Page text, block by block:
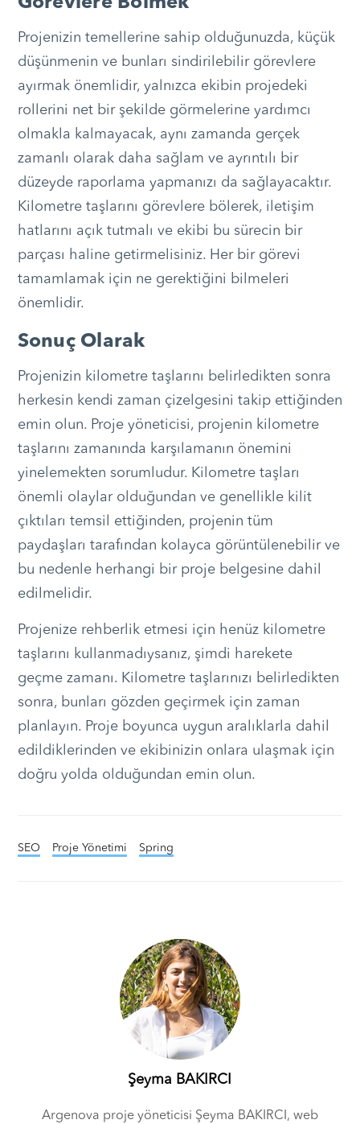
Projenizin temellerine sahip olduğunuzda, küçük
düşünmenin ve bunları sindirilebilir görevlere
ayırmak önemlidir, yalnızca ekibin projedeki
rollerini net bir şekilde görmelerine yardımcı
olmakla kalmayacak, aynı zamanda gerçek
zamanlı olarak daha sağlam ve ayrıntılı bir
düzeyde raporlama yapmanızı da sağlayacaktır.
Kilometre taşlarını görevlere bölerek, iletişim
hatlarını açık tutmalı ve ekibi bu sürecin bir
parçası haline getirmelisiniz. Her bir görevi
tamamlamak için ne gerektiğini bilmeleri
önemlidir.
Sonuç Olarak
Projenizin kilometre taşlarını belirledikten sonra
herkesin kendi zaman çizelgesini takip ettiğinden
emin olun. Proje yöneticisi, projenin kilometre
taşlarını zamanında karşılamanın önemini
yinelemekten sorumludur. Kilometre taşları
önemli olaylar olduğundan ve genellikle kilit
çıktıları temsil ettiğinden, projenin tüm
paydaşları tarafından kolayca görüntülenebilir ve
bu nedenle herhangi bir proje belgesine dahil
edilmelidir.
Projenize rehberlik etmesi için henüz kilometre
taşlarını kullanmadıysanız, şimdi harekete
geçme zamanı. Kilometre taşlarınızı belirledikten
sonra, bunları gözden geçirmek için zaman
planlayın. Proje boyunca uygun aralıklarla dahil
edildiklerinden ve ekibinizin onlara ulaşmak için
doğru yolda olduğundan emin olun.
SEO Proje Yönetimi Spring
Şeyma BAKIRCI
Argenova proje yöneticisi Şeyma BAKIRCI, web